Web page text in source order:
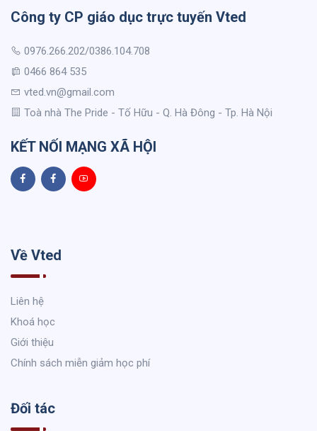
Công ty CP giáo dục trực tuyến Vted
0976.266.202/0386.104.708
0466 864 535
vted.vn@gmail.com
Toà nhà The Pride - Tố Hữu - Q. Hà Đông - Tp. Hà Nội
KẾT NỐI MẠNG XÃ HỘI
Về Vted
Liên hệ
Khoá học
Giới thiệu
Chính sách miễn giảm học phí
Đối tác